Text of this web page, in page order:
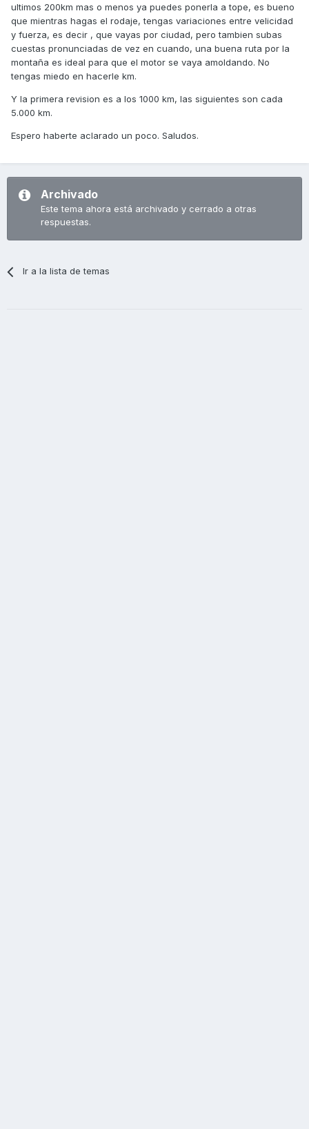
ultimos 200km mas o menos ya puedes ponerla a tope, es bueno
que mientras hagas el rodaje, tengas variaciones entre velicidad
y fuerza, es decir , que vayas por ciudad, pero tambien subas
cuestas pronunciadas de vez en cuando, una buena ruta por la
montaña es ideal para que el motor se vaya amoldando. No
tengas miedo en hacerle km.
Y la primera revision es a los 1000 km, las siguientes son cada
5.000 km.
Espero haberte aclarado un poco. Saludos.
Archivado
Este tema ahora está archivado y cerrado a otras
respuestas.
Ir a la lista de temas